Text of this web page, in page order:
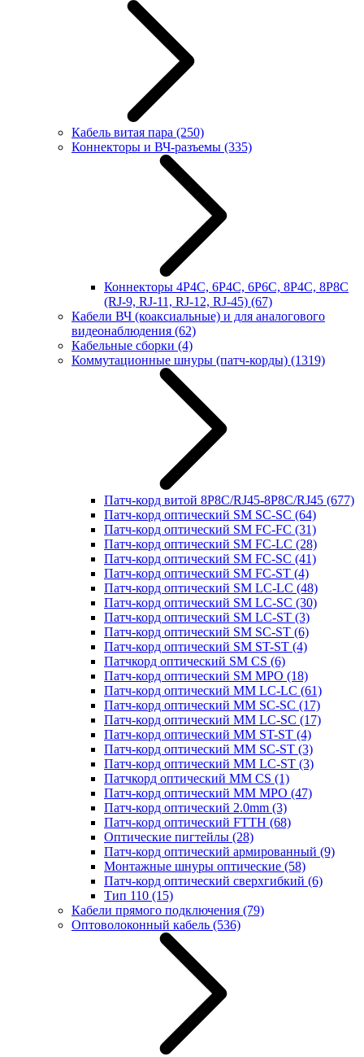
Кабель витая пара (250)
Коннекторы и ВЧ-разъемы (335)
Коннекторы 4P4C, 6P4C, 6P6C, 8P4C, 8P8C
(RJ-9, RJ-11, RJ-12, RJ-45) (67)
Кабели ВЧ (коаксиальные) и для аналогового
видеонаблюдения (62)
Кабельные сборки (4)
Коммутационные шнуры (патч-корды) (1319)
Патч-корд витой 8P8C/RJ45-8P8C/RJ45 (677)
Патч-корд оптический SM SC-SC (64)
Патч-корд оптический SM FC-FC (31)
Патч-корд оптический SM FC-LC (28)
Патч-корд оптический SM FC-SC (41)
Патч-корд оптический SM FC-ST (4)
Патч-корд оптический SM LC-LC (48)
Патч-корд оптический SM LC-SC (30)
Патч-корд оптический SM LC-ST (3)
Патч-корд оптический SM SC-ST (6)
Патч-корд оптический SM ST-ST (4)
Патчкорд оптический SM CS (6)
Патч-корд оптический SM MPO (18)
Патч-корд оптический MM LC-LC (61)
Патч-корд оптический MM SC-SC (17)
Патч-корд оптический MM LC-SC (17)
Патч-корд оптический MM ST-ST (4)
Патч-корд оптический MM SC-ST (3)
Патч-корд оптический MM LC-ST (3)
Патчкорд оптический MM CS (1)
Патч-корд оптический MM MPO (47)
Патч-корд оптический 2.0mm (3)
Патч-корд оптический FTTH (68)
Оптические пигтейлы (28)
Патч-корд оптический армированный (9)
Монтажные шнуры оптические (58)
Патч-корд оптический сверхгибкий (6)
Тип 110 (15)
Кабели прямого подключения (79)
Оптоволоконный кабель (536)